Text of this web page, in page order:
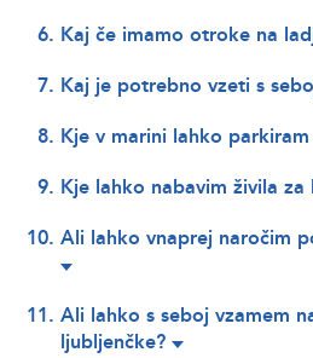
Kaj če imamo otroke na
Kaj je potrebno vzeti s
Kje v marini lahko
Kje lahko nabavim živila za
Ali lahko vnaprej naročim
Ali lahko s seboj vzamem
ljubljenčke?